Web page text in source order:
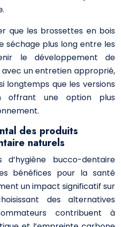
que les brossettes en bois
séchage plus long entre les
le développement de
avec un entretien approprié,
longtemps que les versions
offrant une option plus
des produits
naturels
d’hygiène bucco-dentaire
bénéfices pour la santé
un impact significatif sur
des alternatives
contribuent à